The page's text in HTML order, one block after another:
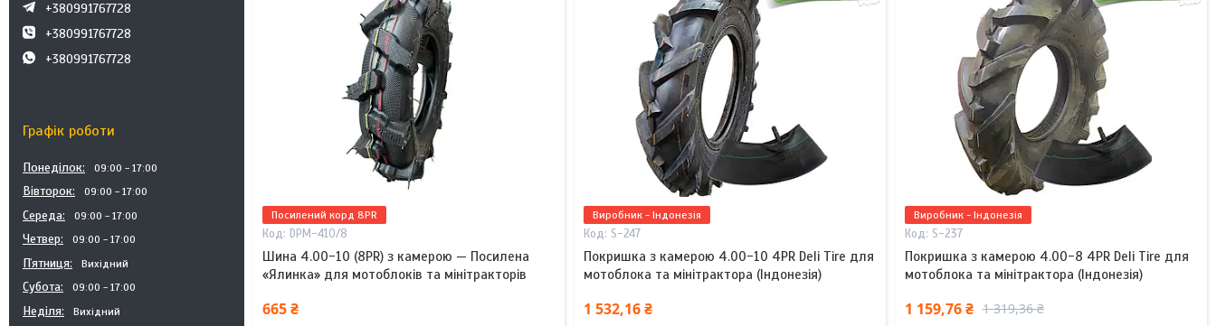
+380991767728
+380991767728
+380991767728
Графік роботи
Понеділок 09:00 17:00
Вівторок 09:00 17:00
Середа 09:00 17:00
Четвер 09:00 17:00
Пʼятниця Вихідний
Субота 09:00 17:00
Неділя Вихідний
Посилений корд 8PR
DPM-410/8
Шина 4.00-10 (8PR) з камерою — Посилена
«Ялинка» для мотоблоків та мінітракторів
665 ₴
Виробник - Індонезія
S-247
Покришка з камерою 4.00-10 4PR Deli Tire для
мотоблока та мінітрактора (Індонезія)
1 532,16 ₴
Виробник - Індонезія
S-237
Покришка з камерою 4.00-8 4PR Deli Tire для
мотоблока та мінітрактора (Індонезія)
1 159,76 ₴ 1 319,36 ₴